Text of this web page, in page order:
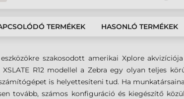
TERMÉKEK HASONLÓ TERMÉKEK
szakosodott amerikai Xplore
R12 modellel a Zebra egy olyan teljes
is helyettesíteni tud. Ha
tovább, számos konfiguráció és kiegészítő